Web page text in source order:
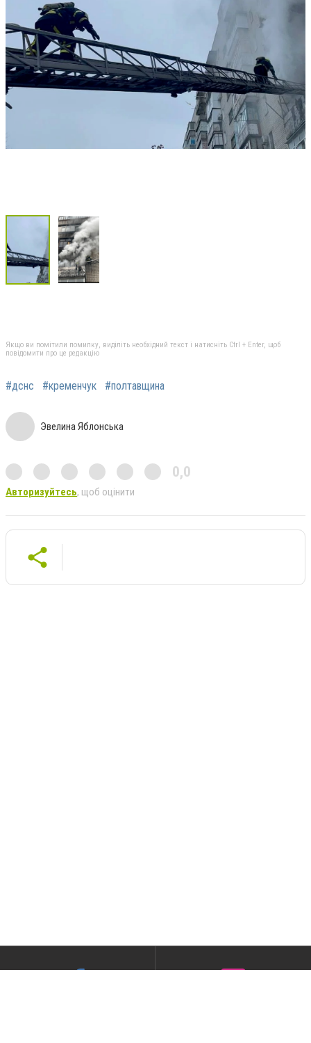
Якщо ви помітили помилку, виділіть необхідний текст і натисніть Ctrl + Enter, щоб
повідомити про це редакцію
#дснс #кременчук #полтавщина
Эвелина Яблонська
0,0
Авторизуйтесь, щоб оцінити